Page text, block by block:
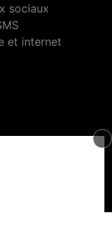
sociaux
et internet